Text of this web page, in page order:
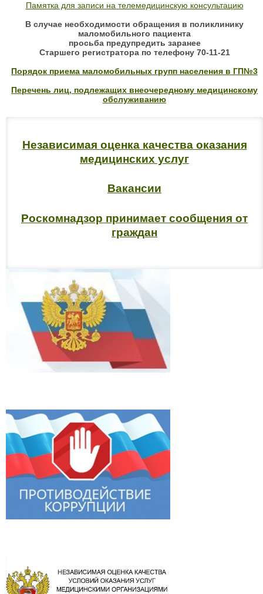
Памятка для записи на телемедицинскую консультацию
В случае необходимости обращения в поликлинику
маломобильного пациента
просьба предупредить заранее
Старшего регистратора по телефону 70-11-21
Порядок приема маломобильных групп населения в ГП№3
Перечень лиц, подлежащих внеочередному медицинскому
обслуживанию
Независимая оценка качества оказания
медицинских услуг
Вакансии
Роскомнадзор принимает сообщения от
граждан